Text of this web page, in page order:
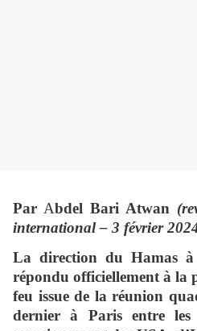
Par Abdel Bari Atwan
international – 3 février
La direction du Hamas à
répondu officiellement à la
feu issue de la réunion
dernier à Paris entre les